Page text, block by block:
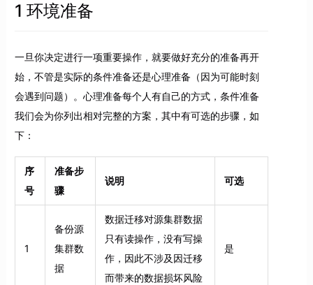
1 环境准备
一旦你决定进行一项重要操作，就要做好充分的准备再开
始，不管是实际的条件准备还是心理准备（因为可能时刻
会遇到问题）。心理准备每个人有自己的方式，条件准备
我们会为你列出相对完整的方案，其中有可选的步骤，如
下：
序
号
准备步
骤
说明 可选
1
备份源
集群数
据
数据迁移对源集群数据
只有读操作，没有写操
作，因此不涉及因迁移
而带来的数据损坏风险
是